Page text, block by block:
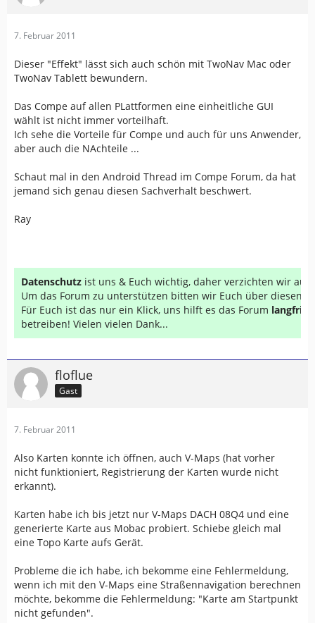
7. Februar 2011
Dieser "Effekt" lässt sich auch schön mit TwoNav Mac oder
TwoNav Tablett bewundern.
Das Compe auf allen PLattformen eine einheitliche GUI
wählt ist nicht immer vorteilhaft.
Ich sehe die Vorteile für Compe und auch für uns Anwender,
aber auch die NAchteile ...
Schaut mal in den Android Thread im Compe Forum, da hat
jemand sich genau diesen Sachverhalt beschwert.
Ray
Datenschutz ist uns & Euch wichtig, daher verzichten wir auf
Um das Forum zu unterstützen bitten wir Euch über diesen
Für Euch ist das nur ein Klick, uns hilft es das Forum
betreiben! Vielen vielen Dank...
floflue
Gast
7. Februar 2011
Also Karten konnte ich öffnen, auch V-Maps (hat vorher
nicht funktioniert, Registrierung der Karten wurde nicht
erkannt).
Karten habe ich bis jetzt nur V-Maps DACH 08Q4 und eine
generierte Karte aus Mobac probiert. Schiebe gleich mal
eine Topo Karte aufs Gerät.
Probleme die ich habe, ich bekomme eine Fehlermeldung,
wenn ich mit den V-Maps eine Straßennavigation berechnen
möchte, bekomme die Fehlermeldung: "Karte am Startpunkt
nicht gefunden".